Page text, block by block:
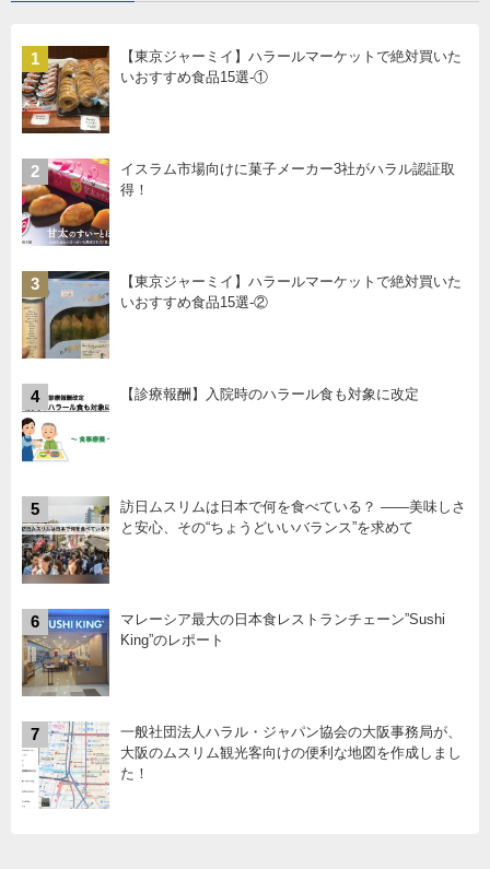
1
【東京ジャーミイ】ハラールマーケットで絶対買いた
いおすすめ食品15選-①
2
イスラム市場向けに菓子メーカー3社がハラル認証取
得！
3
【東京ジャーミイ】ハラールマーケットで絶対買いた
いおすすめ食品15選-②
4 【診療報酬】入院時のハラール食も対象に改定
5
訪日ムスリムは日本で何を食べている？ ――美味しさ
と安心、その“ちょうどいいバランス”を求めて
6
マレーシア最大の日本食レストランチェーン”Sushi
King”のレポート
7
一般社団法人ハラル・ジャパン協会の大阪事務局が、
大阪のムスリム観光客向けの便利な地図を作成しまし
た！